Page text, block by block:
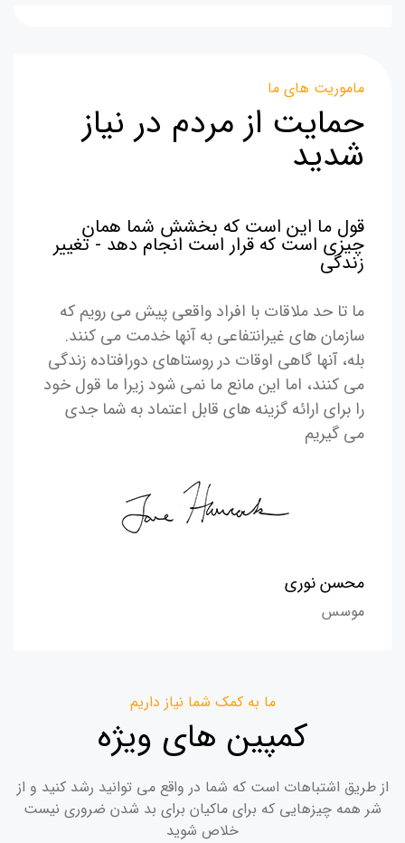
ماموریت های ما
حمایت از مردم در نیاز
شدید
قول ما این است که بخشش شما همان
چیزی است که قرار است انجام دهد - تغییر
زندگی
ما تا حد ملاقات با افراد واقعی پیش می رویم که
سازمان های غیرانتفاعی به آنها خدمت می کنند.
بله، آنها گاهی اوقات در روستاهای دورافتاده زندگی
می کنند، اما این مانع ما نمی شود زیرا ما قول خود
را برای ارائه گزینه های قابل اعتماد به شما جدی
می گیریم
محسن نوری
موسس
ما به کمک شما نیاز داریم
کمپین های ویژه
از طریق اشتباهات است که شما در واقع می توانید رشد کنید و از
شر همه چیزهایی که برای ماکیان برای بد شدن ضروری نیست
خلاص شوید